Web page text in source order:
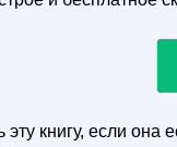
книгу, если она